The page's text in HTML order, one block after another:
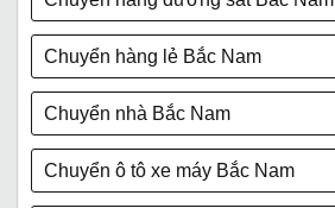
Chuyển hàng lẻ Bắc Nam
Chuyển nhà Bắc Nam
Chuyển ô tô xe máy Bắc Nam